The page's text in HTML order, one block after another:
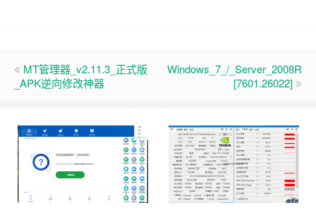
MT管理器_v2.11.3_正式版
_APK逆向修改神器
Windows_7_/_Server_2008R
[7601.26022]